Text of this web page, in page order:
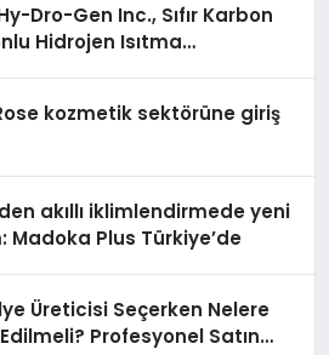
Dro-Gen Inc., Sıfır Karbon
Hidrojen Isıtma
kozmetik sektörüne giriş
akıllı iklimlendirmede yeni
Madoka Plus Türkiye’de
Üreticisi Seçerken Nelere
Profesyonel Satın